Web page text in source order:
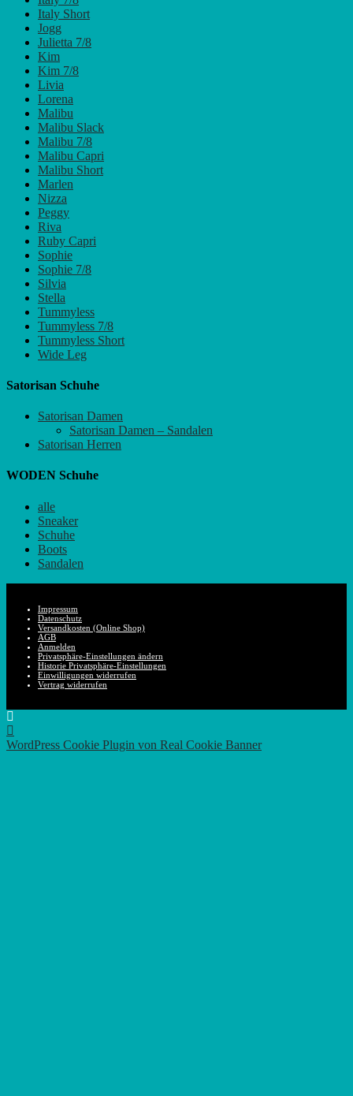
Italy Short
Jogg
Julietta 7/8
Kim
Kim 7/8
Livia
Lorena
Malibu
Malibu Slack
Malibu 7/8
Malibu Capri
Malibu Short
Marlen
Nizza
Peggy
Riva
Ruby Capri
Sophie
Sophie 7/8
Silvia
Stella
Tummyless
Tummyless 7/8
Tummyless Short
Wide Leg
Satorisan Schuhe
Satorisan Damen
Satorisan Damen – Sandalen
Satorisan Herren
WODEN Schuhe
alle
Sneaker
Schuhe
Boots
Sandalen
Impressum
Datenschutz
Versandkosten (Online Shop)
AGB
Anmelden
Privatsphäre-Einstellungen ändern
Historie Privatsphäre-Einstellungen
Einwilligungen widerrufen
Vertrag widerrufen
Nach
oben
WordPress Cookie Plugin von Real Cookie Banner